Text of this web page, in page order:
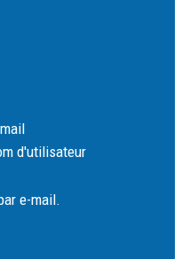
d'utilisateur
e-mail.